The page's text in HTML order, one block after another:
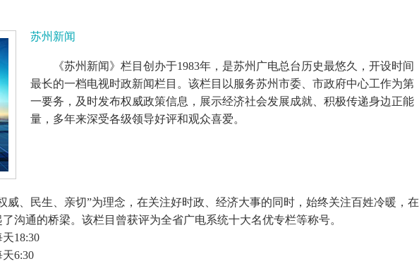
苏州新闻
《苏州新闻》栏目创办于1983年，是苏州广电总台历史最悠久，开设时间
最长的一档电视时政新闻栏目。该栏目以服务苏州市委、市政府中心工作为第
一要务，及时发布权威政策信息，展示经济社会发展成就、积极传递身边正能
量，多年来深受各级领导好评和观众喜爱。
威、民生、亲切”为理念，在关注好时政、经济大事的同时，始终关注百姓冷暖，在
沟通的桥梁。该栏目曾获评为全省广电系统十大名优专栏等称号。
18:30
6:30